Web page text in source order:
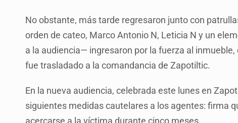
No obstante, más tarde regresaron junto con
orden de cateo, Marco Antonio N, Leticia N y un
a la audiencia— ingresaron por la fuerza al
fue trasladado a la comandancia de Zapotiltic.
En la nueva audiencia, celebrada este lunes en
siguientes medidas cautelares a los agentes: firma
acercarse a la víctima durante cinco meses.